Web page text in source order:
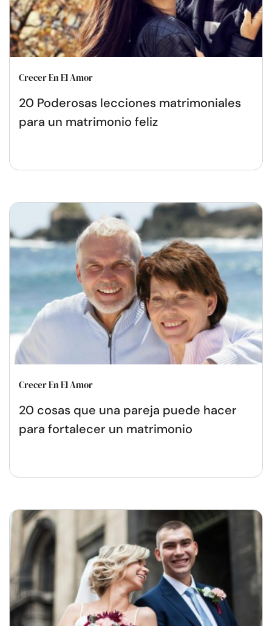
Crecer En El Amor
20 Poderosas lecciones matrimoniales
para un matrimonio feliz
Crecer En El Amor
20 cosas que una pareja puede hacer
para fortalecer un matrimonio